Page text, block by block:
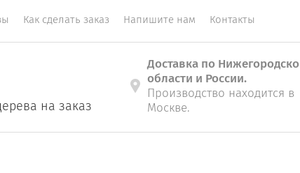
Как сделать заказ Напишите нам Контакты
на заказ
Доставка по
области и России.
Производство находится в
Москве.